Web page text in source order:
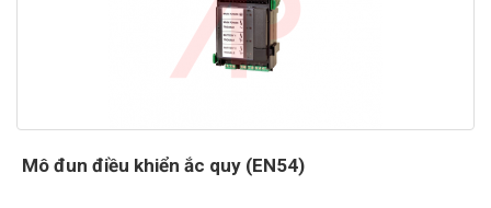
Mô đun điều khiển ắc quy (EN54)